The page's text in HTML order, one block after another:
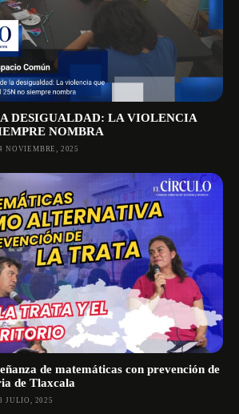
DESIGUALDAD: LA VIOLENCIA
NOMBRA
NOVIEMBRE, 2025
de matemáticas con prevención de
de Tlaxcala
JULIO, 2025